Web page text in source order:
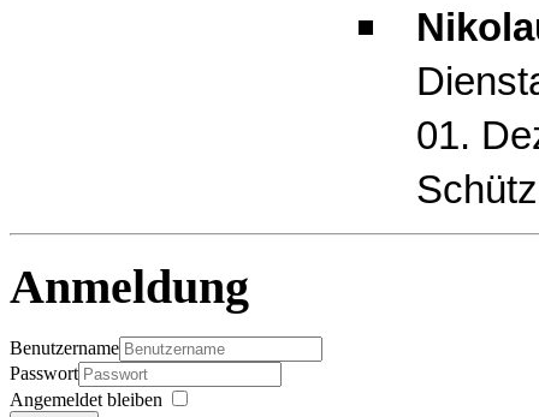
01.
Anmeldung
Benutzername
Passwort
Angemeldet bleiben